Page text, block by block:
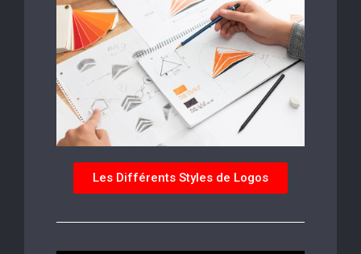
Les Différents Styles de Logos